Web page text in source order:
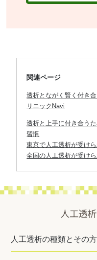
関連ページ
透析とながく賢く付き
リニックNavi
透析と上手に付き合う
習慣
東京で人工透析が受け
全国の人工透析が受け
人工透析の種類とその